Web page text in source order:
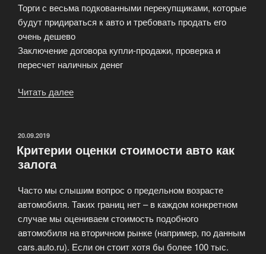
Торги с весьма подкованными перекупщиками, которые
будут придираться к авто и требовать продать его
очень дешево
Заключение договора купли-продажи, проверка и
пересчет наличных денег
Читать далее
комиссию»
ОПУБЛИКОВАНО
20.09.2019
Критерии оценки стоимости авто как
залога
Часто мы слышим вопрос о предельном возрасте
автомобиля. Таких границ нет – в каждом конкретном
случае мы оцениваем стоимость подобного
автомобиля на вторичном рынке (например, по данным
cars.auto.ru). Если он стоит хотя бы более 100 тыс.